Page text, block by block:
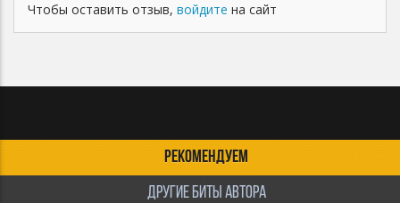
Чтобы оставить отзыв, войдите на сайт
РЕКОМЕНДУЕМ
ДРУГИЕ БИТЫ АВТОРА